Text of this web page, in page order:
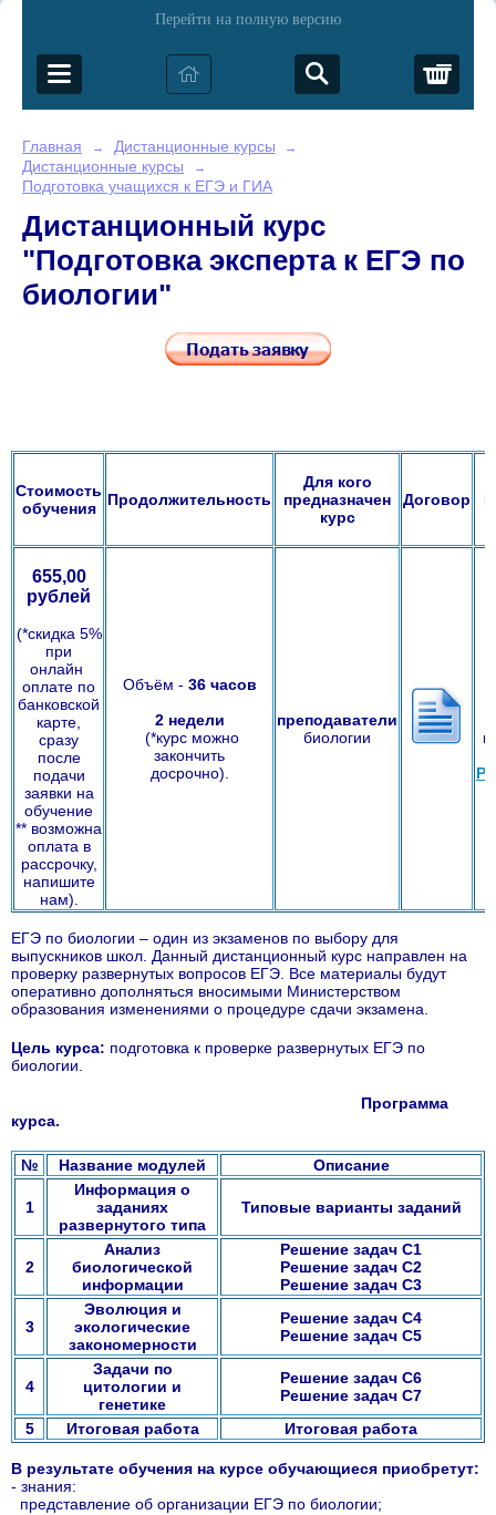
Перейти на полную версию
Главная → Дистанционные курсы →
Дистанционные курсы →
Подготовка учащихся к ЕГЭ и ГИА
Дистанционный курс
"Подготовка эксперта к ЕГЭ по
биологии"
Стоимость
обучения
Продолжительность
Для кого
предназначен
курс
Договор
655,00
рублей
(*скидка 5%
при
онлайн
оплате по
банковской
карте,
сразу
после
подачи
заявки на
обучение
** возможна
оплата в
рассрочку,
напишите
нам).
Объём - 36 часов
2 недели
(*курс можно
закончить
досрочно).
преподаватели
биологии
ЕГЭ по биологии – один из экзаменов по выбору для
выпускников школ. Данный дистанционный курс направлен на
проверку развернутых вопросов ЕГЭ. Все материалы будут
оперативно дополняться вносимыми Министерством
образования изменениями о процедуре сдачи экзамена.
Цель курса: подготовка к проверке развернутых ЕГЭ по
биологии.
Программа
курса.
№ Название модулей Описание
1
Информация о
заданиях
развернутого типа
Типовые варианты заданий
2
Анализ
биологической
информации
Решение задач С1
Решение задач С2
Решение задач С3
3
Эволюция и
экологические
закономерности
Решение задач С4
Решение задач С5
4
Задачи по
цитологии и
генетике
Решение задач С6
Решение задач С7
5
Итоговая работа Итоговая работа
В результате обучения на курсе обучающиеся приобретут:
- знания:
представление об организации ЕГЭ по биологии;